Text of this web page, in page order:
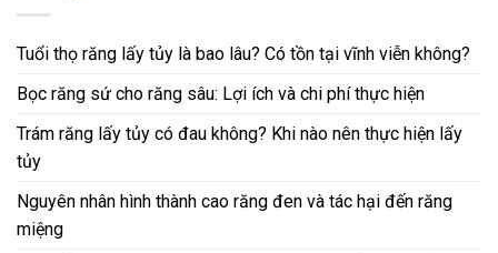
Tuổi thọ răng lấy tủy là bao lâu? Có tồn tại vĩnh viễn không?
Bọc răng sứ cho răng sâu: Lợi ích và chi phí thực hiện
Trám răng lấy tủy có đau không? Khi nào nên thực hiện lấy
tủy
Nguyên nhân hình thành cao răng đen và tác hại đến răng
miệng